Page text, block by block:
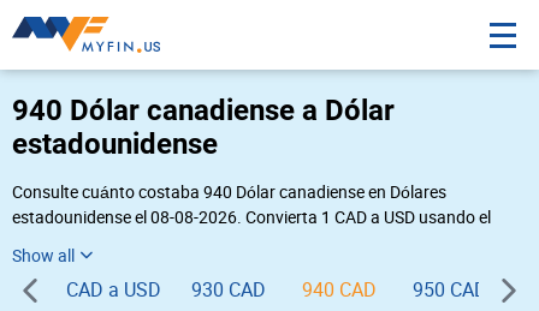
940 Dólar canadiense a Dólar
estadounidense
Consulte cuánto costaba 940 Dólar canadiense en Dólares
estadounidense el 08-08-2026. Convierta 1 CAD a USD usando el
inversa, vaya a «
CAD a USD 930 CAD 940 CAD 950 CAD